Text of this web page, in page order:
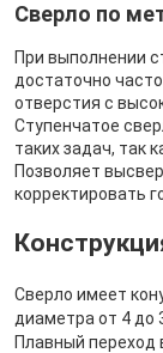
Сверло по
При выполнении
достаточно
отверстия с
Ступенчатое
таких задач, так
Позволяет
корректировать
Сверло имеет
диаметра от 4 до
Плавный переход